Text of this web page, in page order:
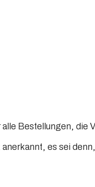
Bestellungen, die
es sei